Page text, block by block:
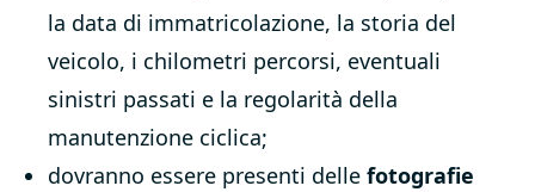
la data di immatricolazione, la storia del
veicolo, i chilometri percorsi, eventuali
sinistri passati e la regolarità della
manutenzione ciclica;
dovranno essere presenti delle fotografie